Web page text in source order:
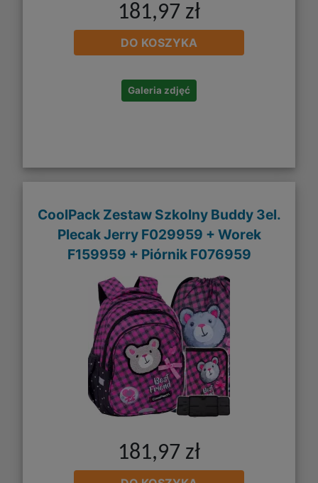
181,97 zł
DO KOSZYKA
Galeria zdjęć
CoolPack Zestaw Szkolny Buddy 3el.
Plecak Jerry F029959 + Worek
F159959 + Piórnik F076959
181,97 zł